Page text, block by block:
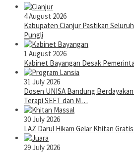
4 August 2026
Kabupaten Cianjur Pastikan
Pungli
1 August 2026
Kabinet Bayangan Desak
31 July 2026
Dosen UNISA Bandung
Terapi SEFT dan M…
30 July 2026
LAZ Darul Hikam Gelar Khitan
29 July 2026